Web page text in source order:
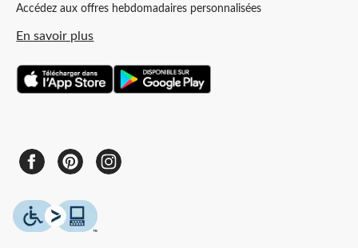
Accédez aux offres hebdomadaires personnalisées
En savoir plus